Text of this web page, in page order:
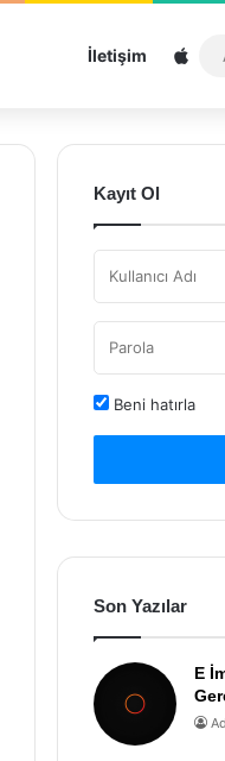
İletişim
Kayıt Ol
Beni hatırla
Son Yazılar
E